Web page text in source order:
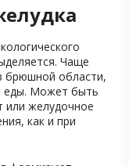
Чаще
области,
еды. Может быть
или желудочное
как и при